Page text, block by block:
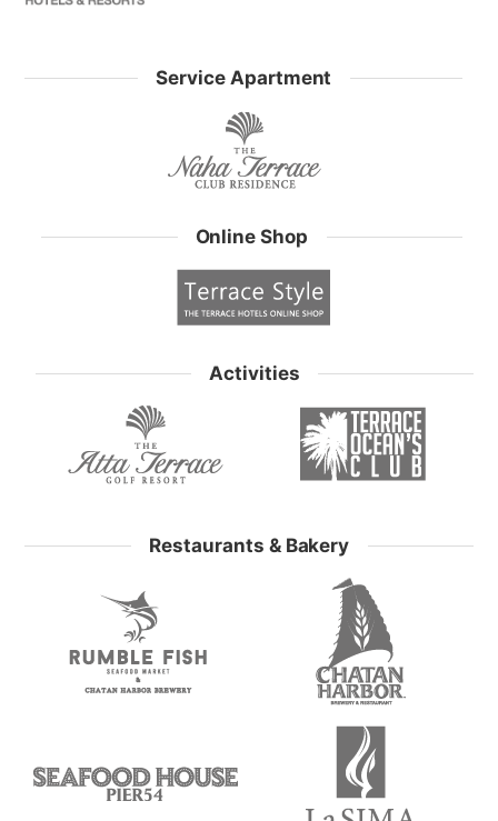
Service Apartment
Online Shop
Activities
Restaurants & Bakery